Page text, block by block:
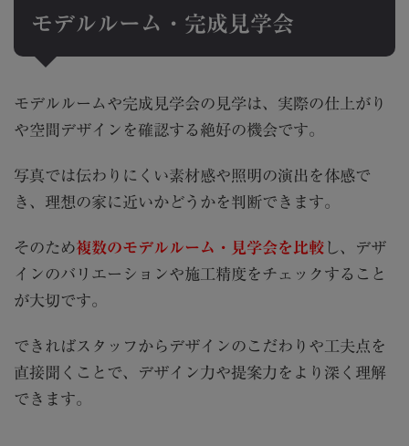
モデルルーム・完成見学会
モデルルームや完成見学会の見学は、実際の仕上がり
や空間デザインを確認する絶好の機会です。
写真では伝わりにくい素材感や照明の演出を体感で
き、理想の家に近いかどうかを判断できます。
そのため複数のモデルルーム・見学会を比較 し、デザ
インのバリエーションや施工精度をチェックすること
が大切です。
できればスタッフからデザインのこだわりや工夫点を
直接聞くことで、デザイン力や提案力をより深く理解
できます。